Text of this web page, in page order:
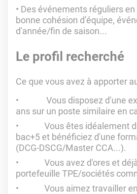
Des événements réguliers
bonne cohésion d’équipe,
d'année/fin de saison...
Le profil recherché
Ce que vous avez à apporter
Vous disposez d'une
ans sur un poste similaire en
Vous êtes idéalement
bac+5 et bénéficiez d'une
(DCG-DSCG/Master CCA...).
Vous avez d'ores et
portefeuille TPE/sociétés
Vous aimez travailler